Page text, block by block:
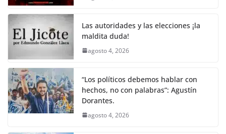
o
o
k
p k
Las autoridades y las elecciones ¡la
maldita duda!
agosto 4, 2026
“Los políticos debemos hablar con
hechos, no con palabras”: Agustín
Dorantes.
agosto 4, 2026